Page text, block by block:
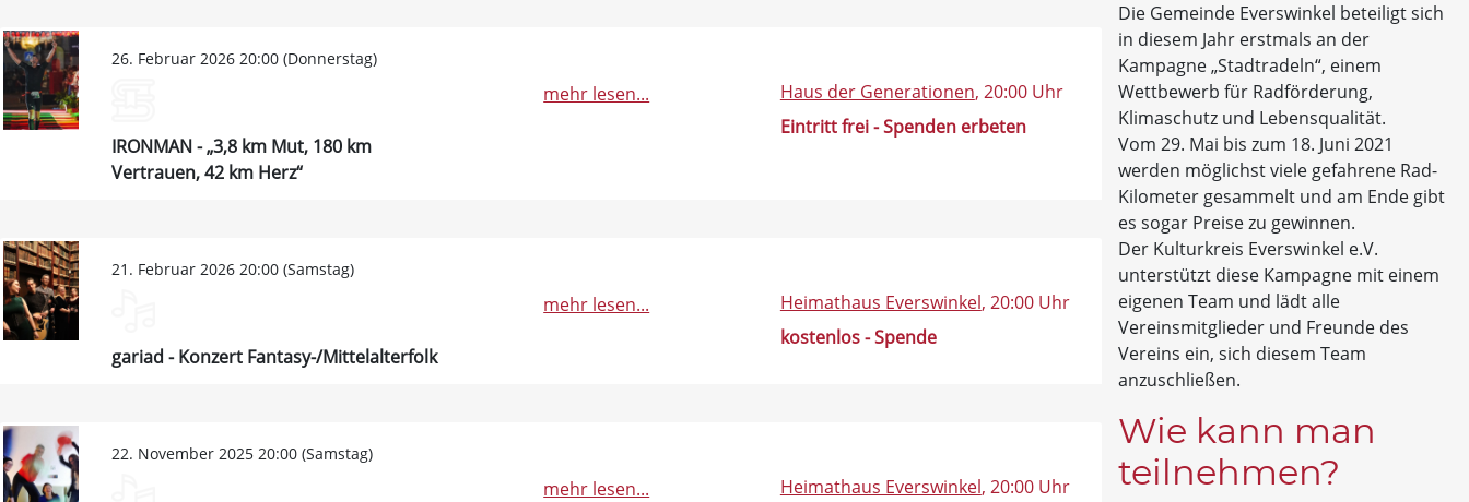
26. Februar 2026 20:00 (Donnerstag)
IRONMAN - „3,8 km Mut, 180 km
Vertrauen, 42 km Herz“
mehr lesen... Haus der Generationen, 20:00 Uhr
Eintritt frei - Spenden erbeten
21. Februar 2026 20:00 (Samstag)
gariad - Konzert Fantasy-/Mittelalterfolk
mehr lesen... Heimathaus Everswinkel, 20:00 Uhr
kostenlos - Spende
22. November 2025 20:00 (Samstag)
mehr lesen... Heimathaus Everswinkel, 20:00 Uhr
Die Gemeinde Everswinkel beteiligt sich
in diesem Jahr erstmals an der
Kampagne „Stadtradeln“, einem
Wettbewerb für Radförderung,
Klimaschutz und Lebensqualität.
Vom 29. Mai bis zum 18. Juni 2021
werden möglichst viele gefahrene Rad-
Kilometer gesammelt und am Ende gibt
es sogar Preise zu gewinnen.
Der Kulturkreis Everswinkel e.V.
unterstützt diese Kampagne mit einem
eigenen Team und lädt alle
Vereinsmitglieder und Freunde des
Vereins ein, sich diesem Team
anzuschließen.
Wie kann man
teilnehmen?